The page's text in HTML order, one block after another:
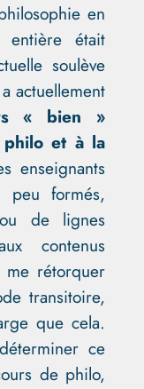
en
était
soulève
actuellement
« bien »
philo et à la
enseignants
peu formés,
de lignes
contenus
me rétorquer
transitoire,
que cela.
ce
de philo,